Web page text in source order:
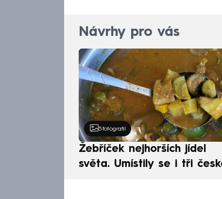
Návrhy pro vás
5 fotografií
Žebříček nejhorších jídel
světa. Umístily se i tři